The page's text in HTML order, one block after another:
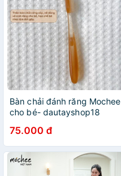
Bàn chải đánh răng Mochee
cho bé- dautayshop18
75.000 đ